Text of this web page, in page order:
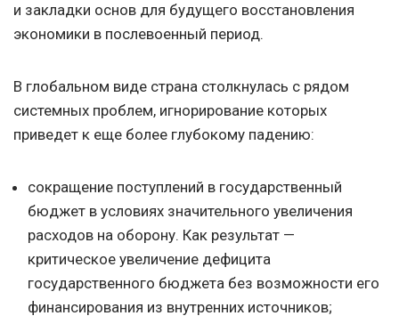
и закладки основ для будущего восстановления
экономики в послевоенный период.
В глобальном виде страна столкнулась с рядом
системных проблем, игнорирование которых
приведет к еще более глубокому падению:
сокращение поступлений в государственный
бюджет в условиях значительного увеличения
расходов на оборону. Как результат —
критическое увеличение дефицита
государственного бюджета без возможности его
финансирования из внутренних источников;